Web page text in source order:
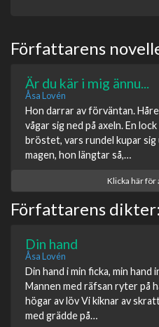
Författarens
Är du kär i mig ännu...
Åsa Lovén
Hon darrar av förväntan.
vågar sig ned på axeln. En
bröstet, vars rundel kupar
magen, hon längtar så,…
Klicka här för
Författarens dikter:
Din hand
Åsa Lovén
Din hand i min ficka, min hand
Mannen med räfsan ryter på
högar av löv Vi kiknar av
med grädde på…